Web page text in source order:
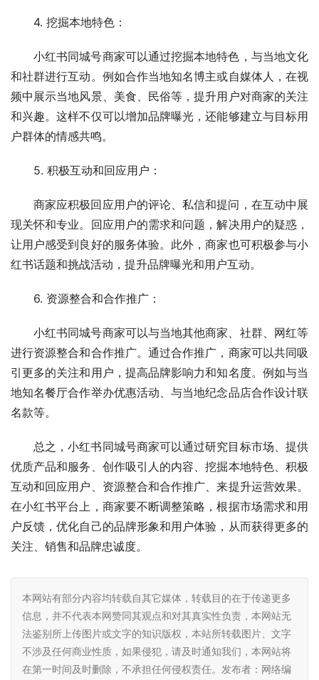
4. 挖掘本地特色：
小红书同城号商家可以通过挖掘本地特色，与当地文化
和社群进行互动。例如合作当地知名博主或自媒体人，在视
频中展示当地风景、美食、民俗等，提升用户对商家的关注
和兴趣。这样不仅可以增加品牌曝光，还能够建立与目标用
户群体的情感共鸣。
5. 积极互动和回应用户：
商家应积极回应用户的评论、私信和提问，在互动中展
现关怀和专业。回应用户的需求和问题，解决用户的疑惑，
让用户感受到良好的服务体验。此外，商家也可积极参与小
红书话题和挑战活动，提升品牌曝光和用户互动。
6. 资源整合和合作推广：
小红书同城号商家可以与当地其他商家、社群、网红等
进行资源整合和合作推广。通过合作推广，商家可以共同吸
引更多的关注和用户，提高品牌影响力和知名度。例如与当
地知名餐厅合作举办优惠活动、与当地纪念品店合作设计联
名款等。
总之，小红书同城号商家可以通过研究目标市场、提供
优质产品和服务、创作吸引人的内容、挖掘本地特色、积极
互动和回应用户、资源整合和合作推广、来提升运营效果。
在小红书平台上，商家要不断调整策略，根据市场需求和用
户反馈，优化自己的品牌形象和用户体验，从而获得更多的
关注、销售和品牌忠诚度。
本网站有部分内容均转载自其它媒体，转载目的在于传递更多
信息，并不代表本网赞同其观点和对其真实性负责，本网站无
法鉴别所上传图片或文字的知识版权，本站所转载图片、文字
不涉及任何商业性质，如果侵犯，请及时通知我们，本网站将
在第一时间及时删除，不承担任何侵权责任。发布者：网络编